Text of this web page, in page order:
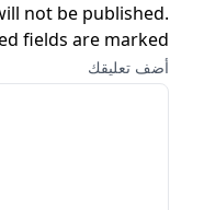
not be published.
fields are marked *
أضف تعليقك